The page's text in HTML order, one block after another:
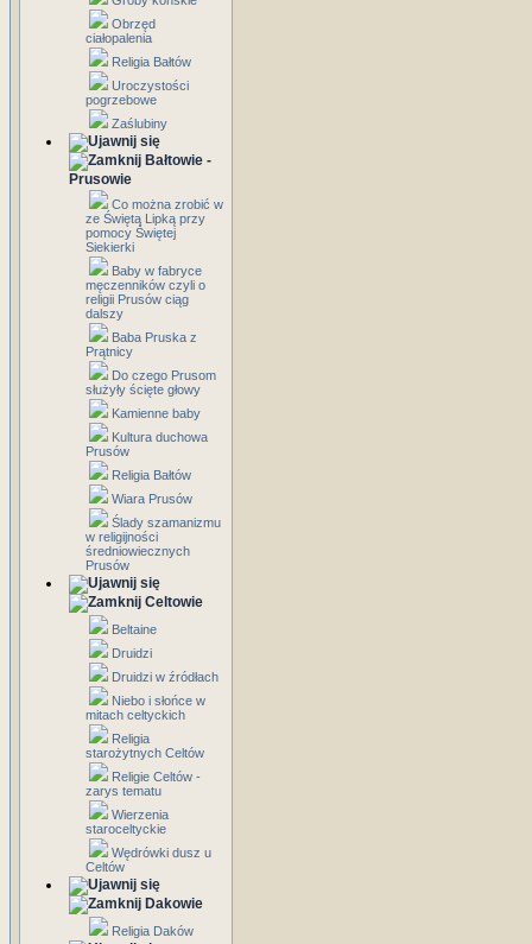
Obrzęd
ciałopalenia
Religia Bałtów
Uroczystości
pogrzebowe
Zaślubiny
Bałtowie -
Prusowie
Co można zrobić w
ze Świętą Lipką przy
pomocy Świętej
Siekierki
Baby w fabryce
męczenników czyli o
religii Prusów ciąg
dalszy
Baba Pruska z
Prątnicy
Do czego Prusom
służyły ścięte głowy
Kamienne baby
Kultura duchowa
Prusów
Religia Bałtów
Wiara Prusów
Ślady szamanizmu
w religijności
średniowiecznych
Prusów
Celtowie
Beltaine
Druidzi
Druidzi w źródłach
Niebo i słońce w
mitach celtyckich
Religia
starożytnych Celtów
Religie Celtów -
zarys tematu
Wierzenia
staroceltyckie
Wędrówki dusz u
Celtów
Dakowie
Religia Daków